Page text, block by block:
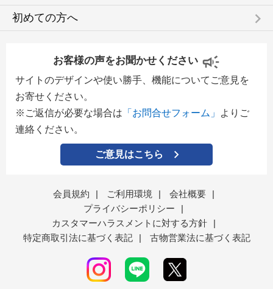
初めての方へ keyboard_arrow_right
お客様の声をお聞かせください
サイトのデザインや使い勝手、機能についてご意見を
お寄せください。
※ご返信が必要な場合は 「お問合せフォーム」
よりご
連絡ください。
ご意見はこちら
会員規約 | ご利用環境 | 会社概要
|
プライバシーポリシー
|
カスタマーハラスメントに対する方針
|
特定商取引法に基づく表記
| 古物営業法に基づく表記